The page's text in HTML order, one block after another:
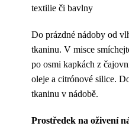
textilie či bavlny
Do prázdné nádoby od
tkaninu. V misce
po osmi kapkách z
oleje a citrónové silice.
tkaninu v nádobě.
Prostředek na oživení